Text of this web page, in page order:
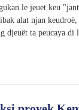
le jeuet keu
alat njan
djeuët ta peucaya di